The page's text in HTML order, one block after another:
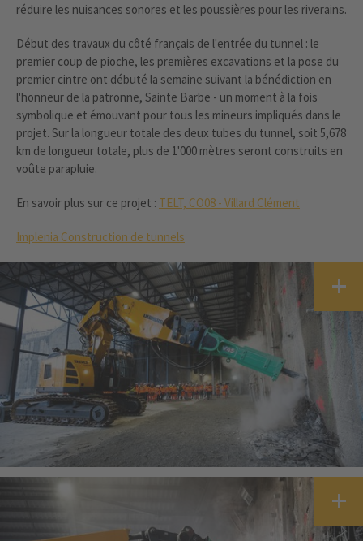
réduire les nuisances sonores et les poussières pour les riverains.
Début des travaux du côté français de l'entrée du tunnel : le
premier coup de pioche, les premières excavations et la pose du
premier cintre ont débuté la semaine suivant la bénédiction en
l'honneur de la patronne, Sainte Barbe - un moment à la fois
symbolique et émouvant pour tous les mineurs impliqués dans le
projet. Sur la longueur totale des deux tubes du tunnel, soit 5,678
km de longueur totale, plus de 1'000 mètres seront construits en
voûte parapluie.
En savoir plus sur ce projet : TELT, CO08 - Villard Clément
Implenia Construction de tunnels